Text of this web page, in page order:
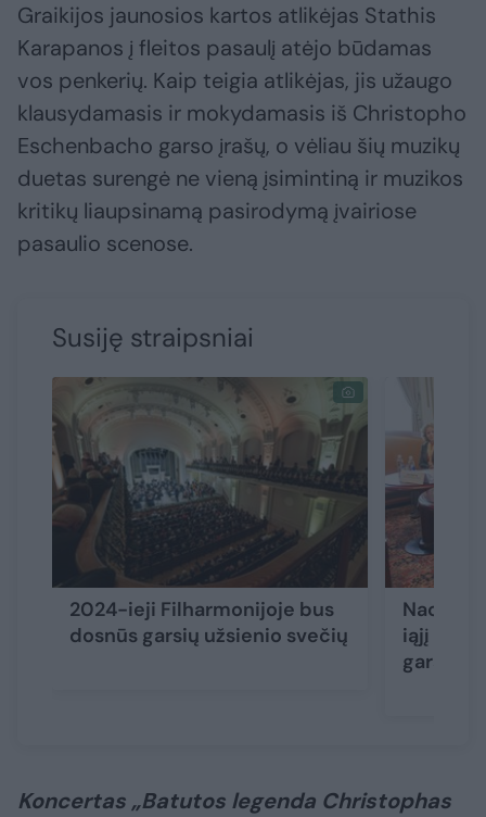
Graikijos jaunosios kartos atlikėjas Stathis
Karapanos į fleitos pasaulį atėjo būdamas
vos penkerių. Kaip teigia atlikėjas, jis užaugo
klausydamasis ir mokydamasis iš Christopho
Eschenbacho garso įrašų, o vėliau šių muzikų
duetas surengė ne vieną įsimintiną ir muzikos
kritikų liaupsinamą pasirodymą įvairiose
pasaulio scenose.
Susiję straipsniai
2024-ieji Filharmonijoje bus
dosnūs garsių užsienio svečių
iąjį
garsais
Koncertas „Batutos legenda Christophas